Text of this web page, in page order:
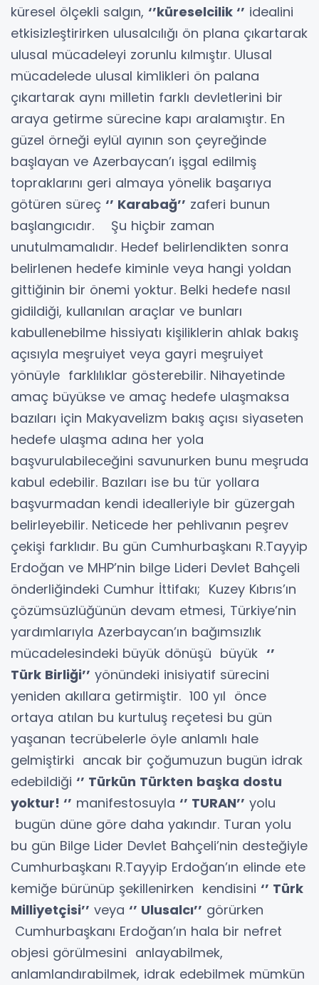
küresel ölçekli salgın, ‘’küreselcilik ‘’ idealini
etkisizleştirirken ulusalcılığı ön plana çıkartarak
ulusal mücadeleyi zorunlu kılmıştır. Ulusal
mücadelede ulusal kimlikleri ön palana
çıkartarak aynı milletin farklı devletlerini bir
araya getirme sürecine kapı aralamıştır. En
güzel örneği eylül ayının son çeyreğinde
başlayan ve Azerbaycan’ı işgal edilmiş
topraklarını geri almaya yönelik başarıya
götüren süreç ‘’ Karabağ’’ zaferi bunun
başlangıcıdır. Şu hiçbir zaman
unutulmamalıdır. Hedef belirlendikten sonra
belirlenen hedefe kiminle veya hangi yoldan
gittiğinin bir önemi yoktur. Belki hedefe nasıl
gidildiği, kullanılan araçlar ve bunları
kabullenebilme hissiyatı kişiliklerin ahlak bakış
açısıyla meşruiyet veya gayri meşruiyet
yönüyle farklılıklar gösterebilir. Nihayetinde
amaç büyükse ve amaç hedefe ulaşmaksa
bazıları için Makyavelizm bakış açısı siyaseten
hedefe ulaşma adına her yola
başvurulabileceğini savunurken bunu meşruda
kabul edebilir. Bazıları ise bu tür yollara
başvurmadan kendi idealleriyle bir güzergah
belirleyebilir. Neticede her pehlivanın peşrev
çekişi farklıdır. Bu gün Cumhurbaşkanı R.Tayyip
Erdoğan ve MHP’nin bilge Lideri Devlet Bahçeli
önderliğindeki Cumhur İttifakı; Kuzey Kıbrıs’ın
çözümsüzlüğünün devam etmesi, Türkiye’nin
yardımlarıyla Azerbaycan’ın bağımsızlık
mücadelesindeki büyük dönüşü büyük ‘’
Türk Birliği’’ yönündeki inisiyatif sürecini
yeniden akıllara getirmiştir. 100 yıl önce
ortaya atılan bu kurtuluş reçetesi bu gün
yaşanan tecrübelerle öyle anlamlı hale
gelmiştirki ancak bir çoğumuzun bugün idrak
edebildiği ‘’ Türkün Türkten başka dostu
yoktur! ‘’ manifestosuyla ‘’ TURAN’’ yolu
bugün düne göre daha yakındır. Turan yolu
bu gün Bilge Lider Devlet Bahçeli’nin desteğiyle
Cumhurbaşkanı R.Tayyip Erdoğan’ın elinde ete
kemiğe bürünüp şekillenirken kendisini ‘’ Türk
Milliyetçisi’’ veya ‘’ Ulusalcı’’ görürken
Cumhurbaşkanı Erdoğan’ın hala bir nefret
objesi görülmesini anlayabilmek,
anlamlandırabilmek, idrak edebilmek mümkün